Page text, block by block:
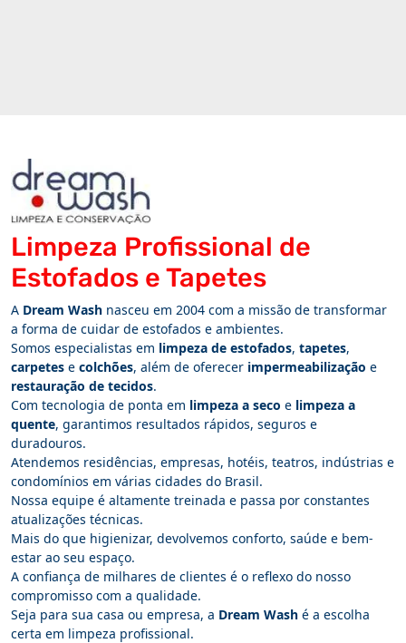
Limpeza Profissional de
Estofados e Tapetes
A Dream Wash nasceu em 2004 com a missão de transformar
a forma de cuidar de estofados e ambientes.
Somos especialistas em limpeza de estofados, tapetes,
carpetes e colchões, além de oferecer impermeabilização e
restauração de tecidos.
Com tecnologia de ponta em limpeza a seco e limpeza a
quente, garantimos resultados rápidos, seguros e
duradouros.
Atendemos residências, empresas, hotéis, teatros, indústrias e
condomínios em várias cidades do Brasil.
Nossa equipe é altamente treinada e passa por constantes
atualizações técnicas.
Mais do que higienizar, devolvemos conforto, saúde e bem-
estar ao seu espaço.
A confiança de milhares de clientes é o reflexo do nosso
compromisso com a qualidade.
Seja para sua casa ou empresa, a Dream Wash é a escolha
certa em limpeza profissional.